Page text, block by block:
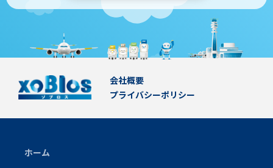
会社概要
プライバシーポリシー
ホーム